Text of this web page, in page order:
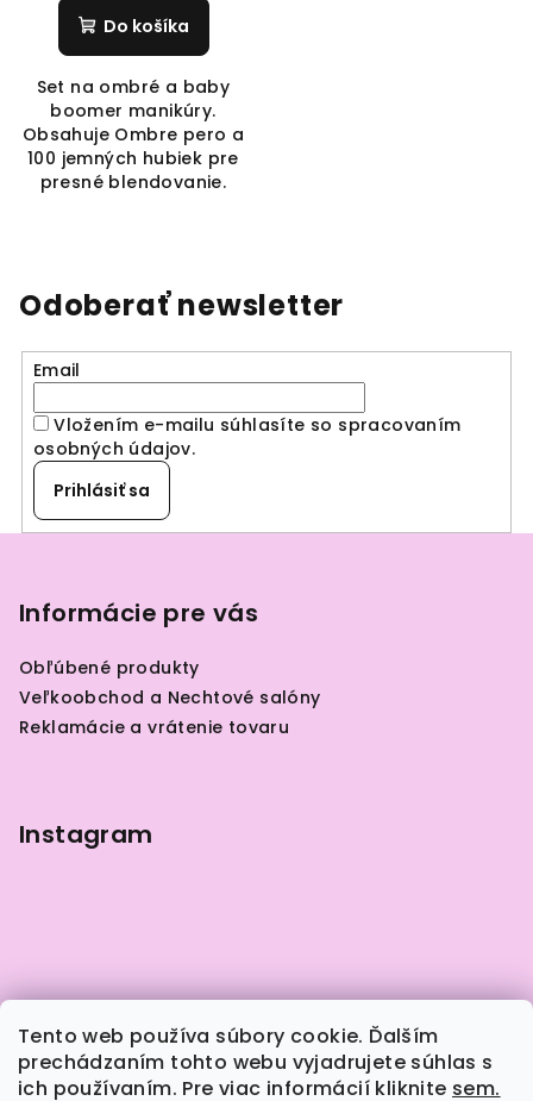
Tento web používa súbory cookie. Ďalším
prechádzaním tohto webu vyjadrujete súhlas s
ich používaním. Pre viac informácií kliknite sem.
Do košíka
Set na ombré a baby
boomer manikúry.
Obsahuje Ombre pero a
100 jemných hubiek pre
presné blendovanie.
Odoberať newsletter
Email
Vložením e-mailu súhlasíte so spracovaním
osobných údajov.
Prihlásiť sa
Informácie pre vás
Obľúbené produkty
Veľkoobchod a Nechtové salóny
Reklamácie a vrátenie tovaru
Instagram